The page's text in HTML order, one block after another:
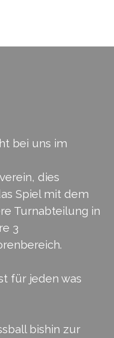
bei uns im
dies
Spiel mit dem
Turnabteilung in
3
für jeden was
bishin zur